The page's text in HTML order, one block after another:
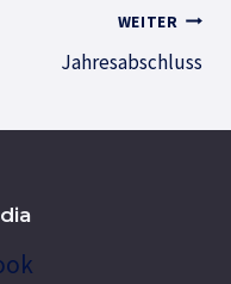
WEITER
Jahresabschluss